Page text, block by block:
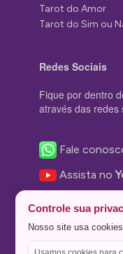
Tarot do Amor
Tarot do Sim ou
Redes Sociais
Fique por dentro
através das redes
Fale
Assista no
Nos siga no
Nos siga no
Controle sua
Nosso site usa